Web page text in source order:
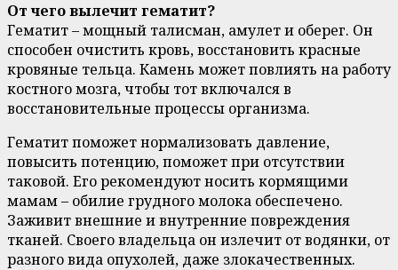
От чего вылечит гематит?
Гематит – мощный талисман, амулет и оберег. Он
способен очистить кровь, восстановить красные
кровяные тельца. Камень может повлиять на работу
костного мозга, чтобы тот включался в
восстановительные процессы организма.
Гематит поможет нормализовать давление,
повысить потенцию, поможет при отсутствии
таковой. Его рекомендуют носить кормящими
мамам – обилие грудного молока обеспечено.
Заживит внешние и внутренние повреждения
тканей. Своего владельца он излечит от водянки, от
разного вида опухолей, даже злокачественных.